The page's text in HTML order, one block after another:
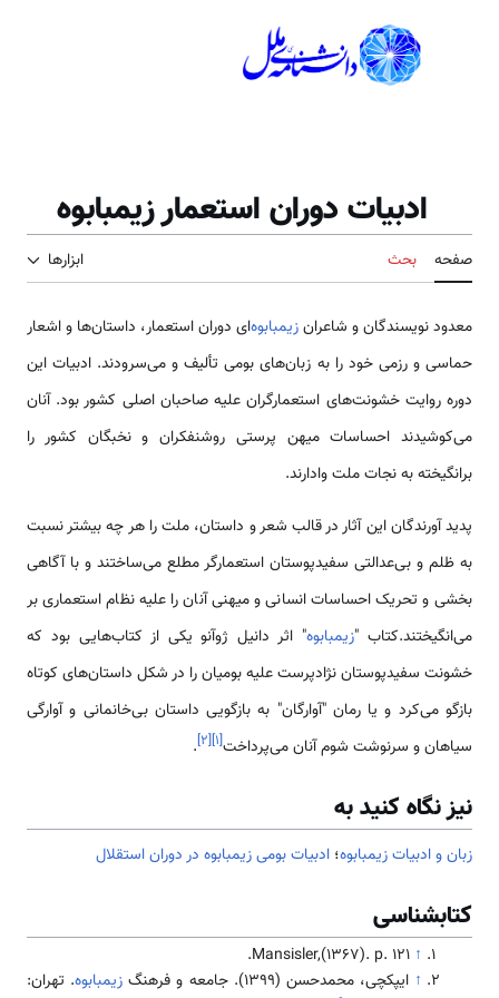
منوی اصلی
تغییر وضعیت فهرست محتویات
ادبیات دوران استعمار زیمبابوه
صفحه بحث ابزارها
معدود نویسندگان و شاعرانزیمبابوه‌ای دوران استعمار، داستان‌ها و اشعار
حماسی و رزمی خود را به زبان‌های بومی تألیف و می‌سرودند. ادبیات این
دوره روایت خشونت‌های استعمارگران علیه صاحبان اصلی کشور بود. آنان
می‌کوشیدند احساسات میهن پرستی روشنفکران و نخبگان کشور را
برانگیخته به نجات ملت وادارند.
پدید آورندگان این آثار در قالب شعر و داستان، ملت را هر چه بیشتر نسبت
به ظلم و بی‌عدالتی سفیدپوستان استعمارگر مطلع می‌ساختند و با آگاهی
بخشی و تحریک احساسات انسانی و میهنی آنان را علیه نظام استعماری بر
می‌انگیختند.کتاب "زیمبابوه" اثر دانیل ژوآنو یکی از کتاب‌هایی بود که
خشونت سفیدپوستان نژادپرست علیه بومیان را در شکل داستان‌های کوتاه
بازگو می‌کرد و یا رمان "آوارگان" به بازگویی داستان بی‌خانمانی و آوارگی
سیاهان و سرنوشت شوم آنان می‌پرداخت[۱]
[۲]
.
نیز نگاه کنید به
زبان و ادبیات زیمبابوه؛ ادبیات بومی زیمبابوه در دوران استقلال
کتابشناسی
↑
Mansisler,(1367). p. 121.
↑ ایپکچی، محمدحسن (1399). جامعه و فرهنگ زیمبابوه. تهران: